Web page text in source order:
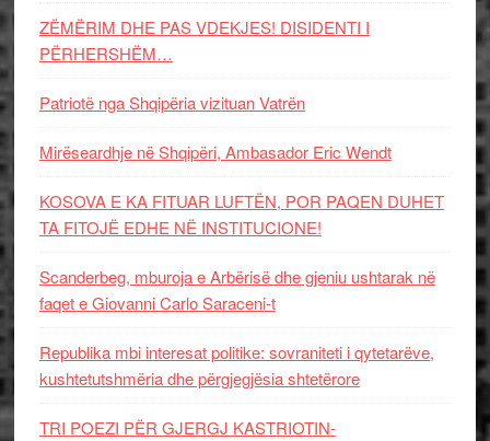
ZËMËRIM DHE PAS VDEKJES! DISIDENTI I
PËRHERSHËM…
Patriotë nga Shqipëria vizituan Vatrën
Mirëseardhje në Shqipëri, Ambasador Eric Wendt
KOSOVA E KA FITUAR LUFTËN, POR PAQEN DUHET
TA FITOJË EDHE NË INSTITUCIONE!
Scanderbeg, mburoja e Arbërisë dhe gjeniu ushtarak në
faqet e Giovanni Carlo Saraceni-t
Republika mbi interesat politike: sovraniteti i qytetarëve,
kushtetutshmëria dhe përgjegjësia shtetërore
TRI POEZI PËR GJERGJ KASTRIOTIN-